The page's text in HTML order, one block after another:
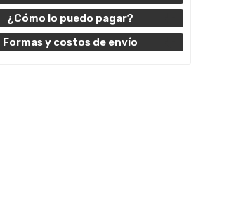
¿Cómo lo puedo pagar?
Formas y costos de envío